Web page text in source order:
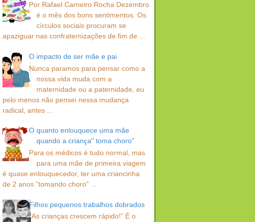
Por Rafael Carneiro Rocha Dezembro
é o mês dos bons sentimentos. Os
círculos sociais procuram se
apaziguar nas confraternizações de fim de ...
O impacto de ser mãe e pai
Nunca paramos para pensar como a
nossa vida muda com a
maternidade ou a paternidade, eu
pelo menos não pensei nessa mudança
radical, antes ...
O quanto enlouquece uma mãe
quando a criança" toma choro"
Para os médicos é tudo normal, mas
para uma mãe de primeira viagem
é quase enlouquecedor, ter uma criancinha
de 2 anos “tomando choro” ...
Filhos pequenos trabalhos dobrados
“As crianças crescem rápido!” É o